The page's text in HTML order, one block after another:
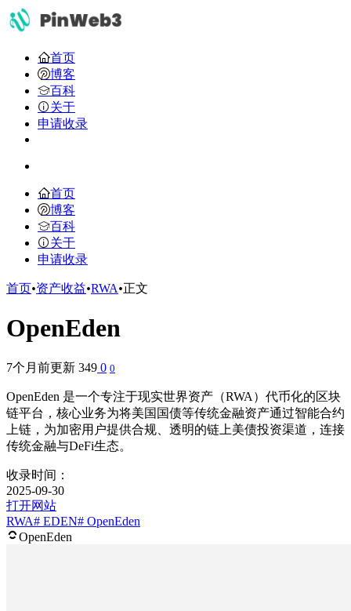
首页
博客
百科
关于
申请收录
首页
博客
百科
关于
申请收录
首页•资产收益•RWA•正文
OpenEden
7个月前更新 349 0 0
OpenEden 是一个专注于现实世界资产（RWA）代币化的区块
链平台，核心业务为将美国国债等传统金融资产通过智能合约
上链，为加密用户提供合规、透明的链上美债投资渠道，连接
传统金融与DeFi生态。
收录时间：
2025-09-30
打开网站
RWA# EDEN# OpenEden
OpenEden